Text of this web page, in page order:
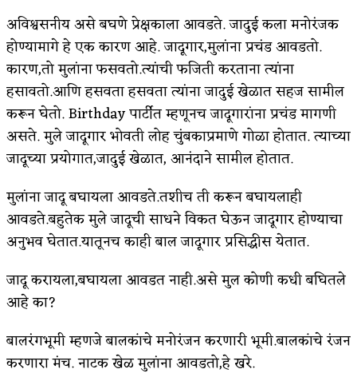
अविश्वसनीय असे बघणे प्रेक्षकाला आवडते. जादुई कला मनोरंजक
होण्यामागे हे एक कारण आहे. जादूगार,मुलांना प्रचंड आवडतो.
कारण,तो मुलांना फसवतो.त्यांची फजिती करताना त्यांना
हसावतो.आणि हसवता हसवता त्यांना जादुई खेळात सहज सामील
करून घेतो. Birthday पार्टीत म्हणूनच जादूगारांना प्रचंड मागणी
असते. मुले जादूगार भोवती लोह चुंबकाप्रमाणे गोळा होतात. त्याच्या
जादूच्या प्रयोगात,जादुई खेळात, आनंदाने सामील होतात.
मुलांना जादू बघायला आवडते.तशीच ती करून बघायलाही
आवडते.बहुतेक मुले जादूची साधने विकत घेऊन जादूगार होण्याचा
अनुभव घेतात.यातूनच काही बाल जादूगार प्रसिद्धीस येतात.
जादू करायला,बघायला आवडत नाही.असे मुल कोणी कधी बघितले
आहे का?
बालरंगभूमी म्हणजे बालकांचे मनोरंजन करणारी भूमी.बालकांचे रंजन
करणारा मंच. नाटक खेळ मुलांना आवडतो,हे खरे.